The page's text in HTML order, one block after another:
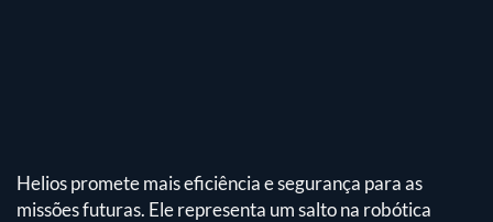
Helios promete mais eficiência e segurança para as
missões futuras. Ele representa um salto na robótica